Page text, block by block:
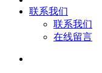
联系我们
联系我们
在线留言